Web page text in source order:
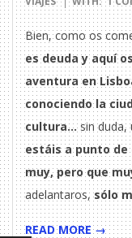
Bien, como os
es deuda y aquí
aventura en
conociendo la
cultura…sin duda,
estáis a punto de
muy, pero que
adelantaros,sólo
READ MORE →